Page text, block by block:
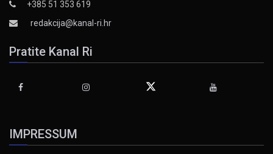
+385 51 353 619
redakcija@kanal-ri.hr
Pratite Kanal Ri
IMPRESSUM